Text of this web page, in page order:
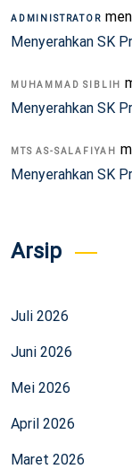
ADMINISTRATOR
Menyerahkan SK
MUHAMMAD SIBLIH
Menyerahkan SK
MTS AS-SALAFIYAH
Menyerahkan SK
Arsip
Juli 2026
Juni 2026
Mei 2026
April 2026
Maret 2026